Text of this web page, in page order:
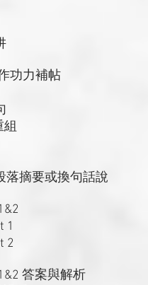
功力補帖
摘要或換句話說
1
2
答案與解析